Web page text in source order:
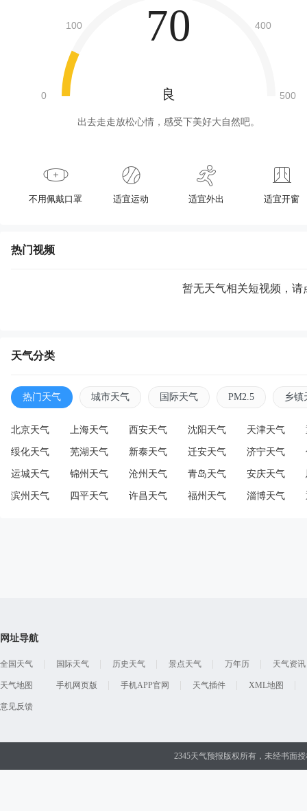
70
良
出去走走放松心情，感受下美好大自然吧。
不用佩戴口罩 适宜运动 适宜外出 适宜开窗
热门视频
暂无天气相关短视频，请
天气分类
热门天气 城市天气 国际天气 PM2.5 乡镇
北京天气 上海天气 西安天气 沈阳天气 天津天气
绥化天气 芜湖天气 新泰天气 迁安天气 济宁天气
运城天气 锦州天气 沧州天气 青岛天气 安庆天气
滨州天气 四平天气 许昌天气 福州天气 淄博天气
网址导航
全国天气 国际天气 历史天气 景点天气 万年历 天气资讯
天气地图 手机网页版 手机APP官网 天气插件 XML地图
意见反馈
2345天气预报版权所有，未经书面